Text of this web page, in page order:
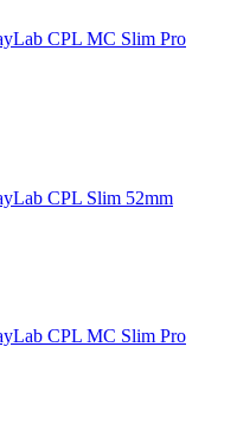
CPL MC Slim Pro
CPL Slim 52mm
CPL MC Slim Pro